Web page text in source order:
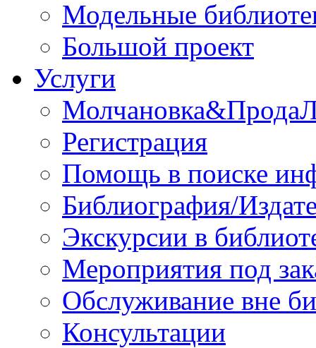
Модельные
Большой проект
Услуги
Регистрация
Помощь в поиске
Библиография/
Экскурсии в
Мероприятия под
Обслуживание вне
Консультации